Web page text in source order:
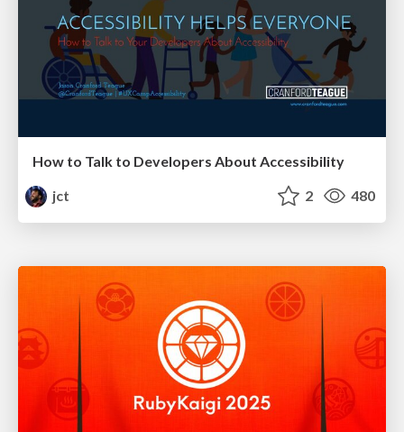
How to Talk to Developers About Accessibility
jct
2 480